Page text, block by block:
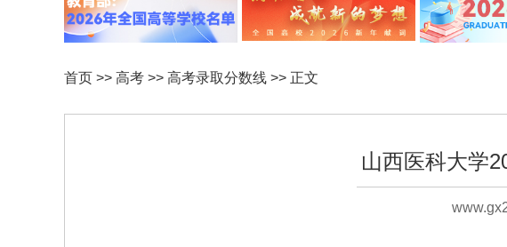
首页 >> 高考 >> 高考录取分数线 >> 正文
山西医科大学